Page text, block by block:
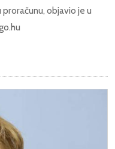
objavio je u